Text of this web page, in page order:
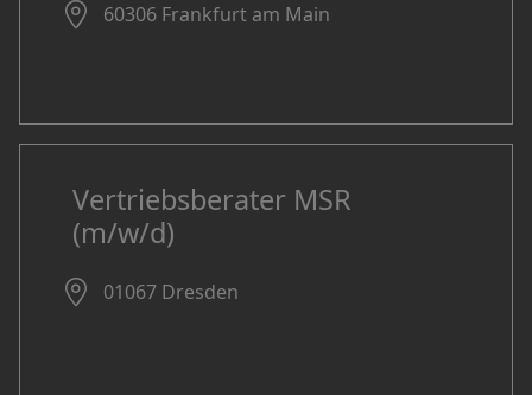
60306 Frankfurt am Main
Vertriebsberater MSR
(m/w/d)
01067 Dresden